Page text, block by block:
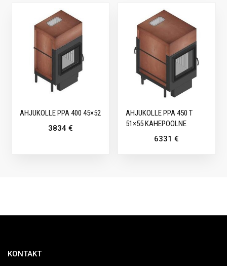
AHJUKOLLE PPA 400 45×52
3834 €
AHJUKOLLE PPA 450 T
51×55 KAHEPOOLNE
6331€
KONTAKT